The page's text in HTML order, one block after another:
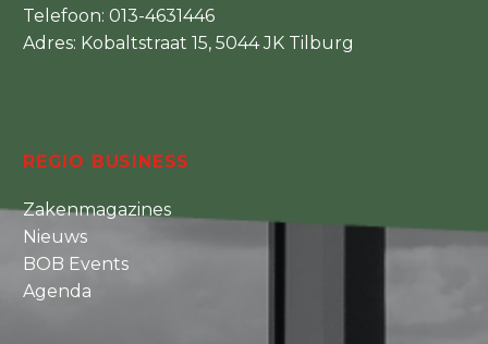
Telefoon: 013-4631446
Adres: Kobaltstraat 15, 5044 JK Tilburg
REGIO BUSINESS
Zakenmagazines
Nieuws
BOB Events
Agenda